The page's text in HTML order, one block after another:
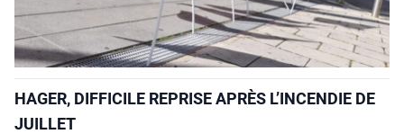
HAGER, DIFFICILE REPRISE APRÈS L’INCENDIE DE
JUILLET